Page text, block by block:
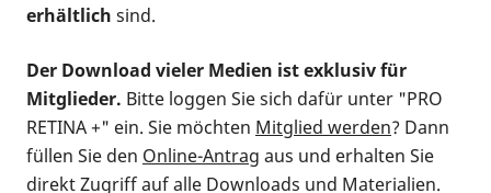
erhältlich sind.
Der Download vieler Medien ist exklusiv für
Mitglieder. Bitte loggen Sie sich dafür unter "PRO
RETINA +" ein. Sie möchten Mitglied werden? Dann
füllen Sie den Online-Antrag aus und erhalten Sie
direkt Zugriff auf alle Downloads und Materialien.